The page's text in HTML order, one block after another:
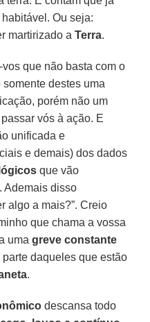
Ou seja:
martirizado aTerra.
que não basta com o
destes uma
porém não um
vós à ação. E
unificada e
e demais) dos dados
que vão
Ademais disso
algo a mais?”. Creio
que chama a vossa
umagreve constante
parte daqueles que estão
.
descansa todo